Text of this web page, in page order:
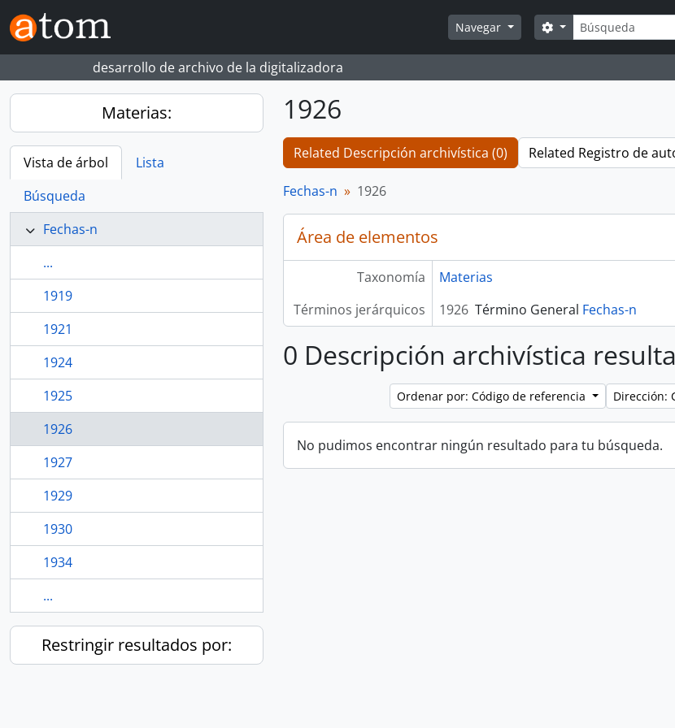
Skip to main content
Navegar
Búsqueda
Search options
desarrollo de archivo de la digitalizadora
Materias:
Vista de árbol
Lista
Búsqueda
Fechas-n
...
1919
1921
1924
1925
1926
1927
1929
1930
1934
...
Restringir resultados por:
1926
Related Descripción archivística (0) Related Registro de
Fechas-n 1926
Área de elementos
Taxonomía
Materias
Términos jerárquicos
1926 Término General Fechas-n
0 Descripción archivística
Ordenar por: Código de referencia Dirección:
No pudimos encontrar ningún resultado para tu búsqueda.